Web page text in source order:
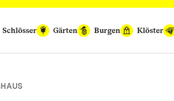
Schlösser
Gärten Burgen Klöster